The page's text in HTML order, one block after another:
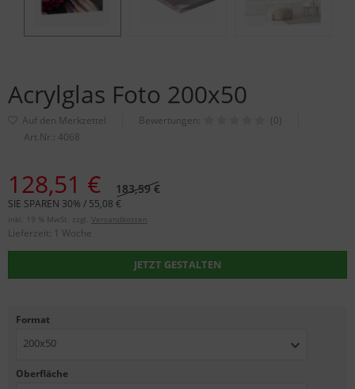
Acrylglas Foto 200x50
Bewertungen:
(0)
Art.Nr.: 4068
128,51 € 183,59 €
SIE SPAREN 30% / 55,08 €
inkl. 19 % MwSt. zzgl. Versandkosten
Lieferzeit: 1 Woche
JETZT GESTALTEN
Format
200x50
Oberfläche